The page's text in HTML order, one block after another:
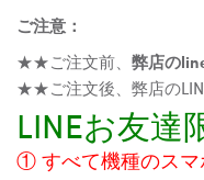
ご注意：
★★ご注文前、 弊店の
★★ご注文後、弊店の
LINEお友
① すべて機種のスマ